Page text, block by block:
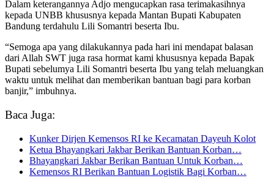
Dalam keterangannya Adjo mengucapkan rasa terimakasihnya
kepada UNBB khususnya kepada Mantan Bupati Kabupaten
Bandung terdahulu Lili Somantri beserta Ibu.
“Semoga apa yang dilakukannya pada hari ini mendapat balasan
dari Allah SWT juga rasa hormat kami khususnya kepada Bapak
Bupati sebelumya Lili Somantri beserta Ibu yang telah meluangkan
waktu untuk melihat dan memberikan bantuan bagi para korban
banjir,” imbuhnya.
Baca Juga:
Kunker Dirjen Kemensos RI ke Kecamatan Dayeuh Kolot
Ketua Bhayangkari Jakbar Berikan Bantuan Korban…
Bhayangkari Jakbar Berikan Bantuan Untuk Korban…
Kemensos RI Berikan Bantuan Logistik Bagi Korban…